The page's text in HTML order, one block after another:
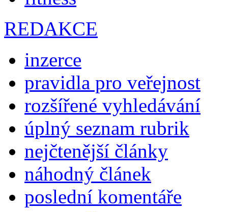
REDAKCE
inzerce
pravidla pro veřejnost
rozšířené vyhledávání
úplný seznam rubrik
nejčtenější články
náhodný článek
poslední komentáře